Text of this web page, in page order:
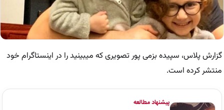
گزارش پلاس، سپیده بزمی پور تصویری که میبینید را در اینستاگرام خود
منتشر کرده است.
پیشنهاد مطالعه